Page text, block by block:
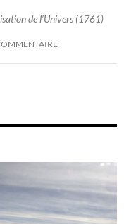
de l’Univers (1761)